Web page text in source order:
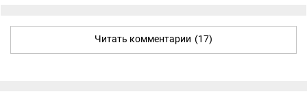
Читать комментарии (17)